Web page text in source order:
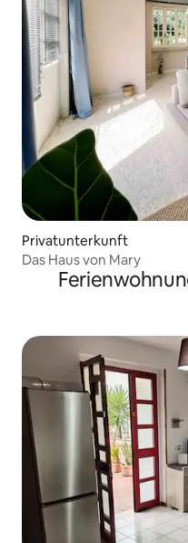
Privatunterkunft
Das Haus von Mary